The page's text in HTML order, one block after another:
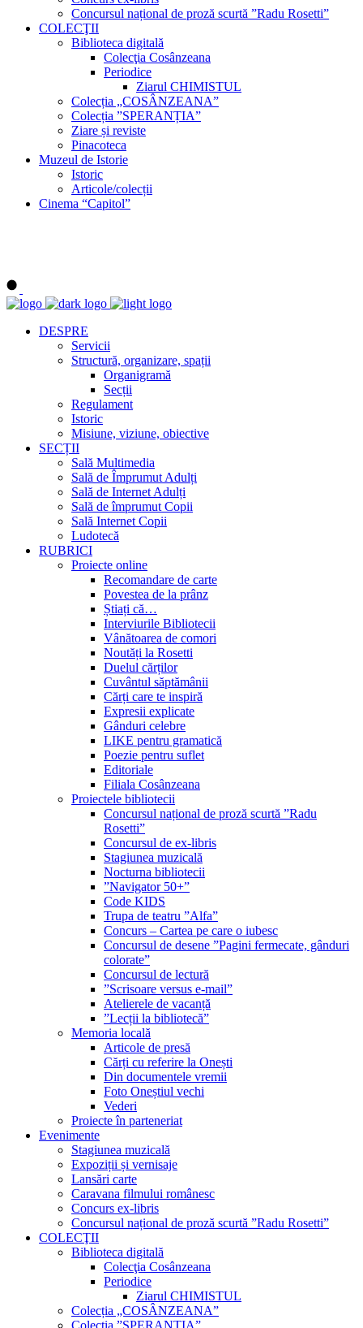
Concursul național de proză scurtă ”Radu Rosetti”
COLECŢII
Biblioteca digitală
Colecţia Cosânzeana
Periodice
Ziarul CHIMISTUL
Colecția „COSÂNZEANA”
Colecția ”SPERANȚIA”
Ziare și reviste
Pinacoteca
Muzeul de Istorie
Istoric
Articole/colecții
Cinema “Capitol”
DESPRE
Servicii
Structură, organizare, spații
Organigramă
Secții
Regulament
Istoric
Misiune, viziune, obiective
SECȚII
Sală Multimedia
Sală de Împrumut Adulți
Sală de Internet Adulți
Sală de împrumut Copii
Sală Internet Copii
Ludotecă
RUBRICI
Proiecte online
Recomandare de carte
Povestea de la prânz
Știați că…
Interviurile Bibliotecii
Vânătoarea de comori
Noutăți la Rosetti
Duelul cărților
Cuvântul săptămânii
Cărți care te inspiră
Expresii explicate
Gânduri celebre
LIKE pentru gramatică
Poezie pentru suflet
Editoriale
Filiala Cosânzeana
Proiectele bibliotecii
Concursul național de proză scurtă ”Radu
Rosetti”
Concursul de ex-libris
Stagiunea muzicală
Nocturna bibliotecii
”Navigator 50+”
Code KIDS
Trupa de teatru ”Alfa”
Concurs – Cartea pe care o iubesc
Concursul de desene ”Pagini fermecate, gânduri
colorate”
Concursul de lectură
”Scrisoare versus e-mail”
Atelierele de vacanță
”Lecții la bibliotecă”
Memoria locală
Articole de presă
Cărți cu referire la Onești
Din documentele vremii
Foto Oneștiul vechi
Vederi
Proiecte în parteneriat
Evenimente
Stagiunea muzicală
Expoziții și vernisaje
Lansări carte
Caravana filmului românesc
Concurs ex-libris
Concursul național de proză scurtă ”Radu Rosetti”
COLECŢII
Biblioteca digitală
Colecţia Cosânzeana
Periodice
Ziarul CHIMISTUL
Colecția „COSÂNZEANA”
Colecția ”SPERANȚIA”